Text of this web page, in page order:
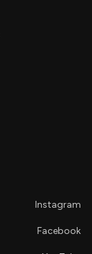
Instagram
Facebook